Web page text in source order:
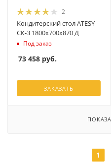
2
Кондитерский стол ATESY
СК-3 1800х700х870 Д
Под заказ
73 458 руб.
ЗАКАЗАТЬ
1